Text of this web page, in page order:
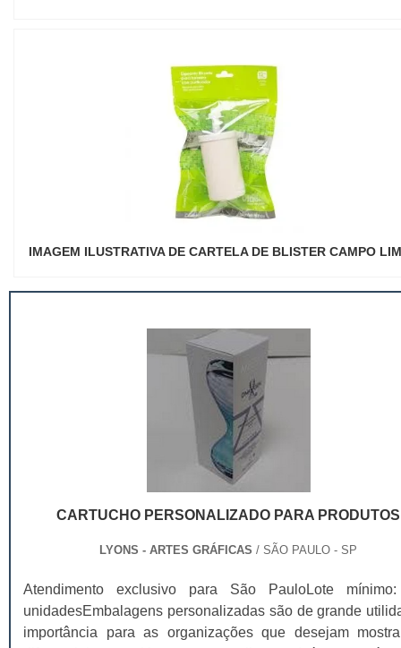
IMAGEM ILUSTRATIVA DE CARTELA DE BLISTER CAMPO
CARTUCHO PERSONALIZADO PARA PRODUTOS
LYONS - ARTES GRÁFICAS / SÃO PAULO - SP
Atendimento exclusivo para São PauloLote
unidadesEmbalagens personalizadas são de grande
importância para as organizações que desejam